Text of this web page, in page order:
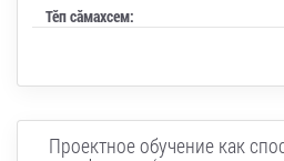
Тӗп сӑмахсем:
Проектное обучение как